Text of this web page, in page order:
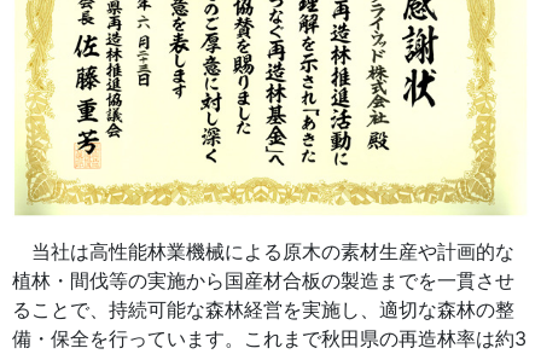
当社は高性能林業機械による原木の素材生産や計画的な
植林・間伐等の実施から国産材合板の製造までを一貫させ
ることで、持続可能な森林経営を実施し、適切な森林の整
備・保全を行っています。これまで秋田県の再造林率は約3